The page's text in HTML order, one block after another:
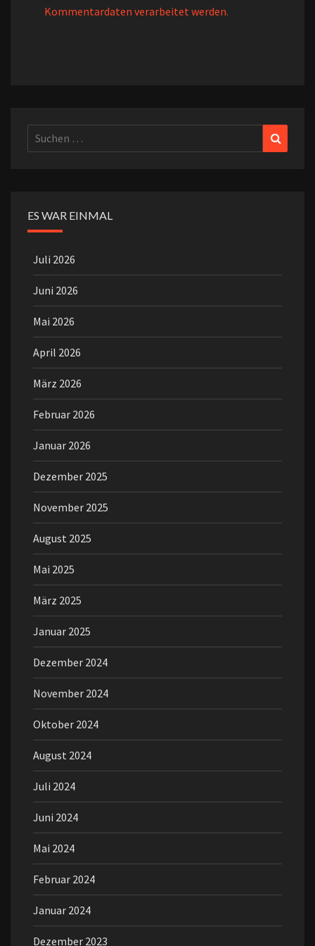
Kommentardaten verarbeitet werden.
Suchen
nach:
ES WAR EINMAL
Juli 2026
Juni 2026
Mai 2026
April 2026
März 2026
Februar 2026
Januar 2026
Dezember 2025
November 2025
August 2025
Mai 2025
März 2025
Januar 2025
Dezember 2024
November 2024
Oktober 2024
August 2024
Juli 2024
Juni 2024
Mai 2024
Februar 2024
Januar 2024
Dezember 2023